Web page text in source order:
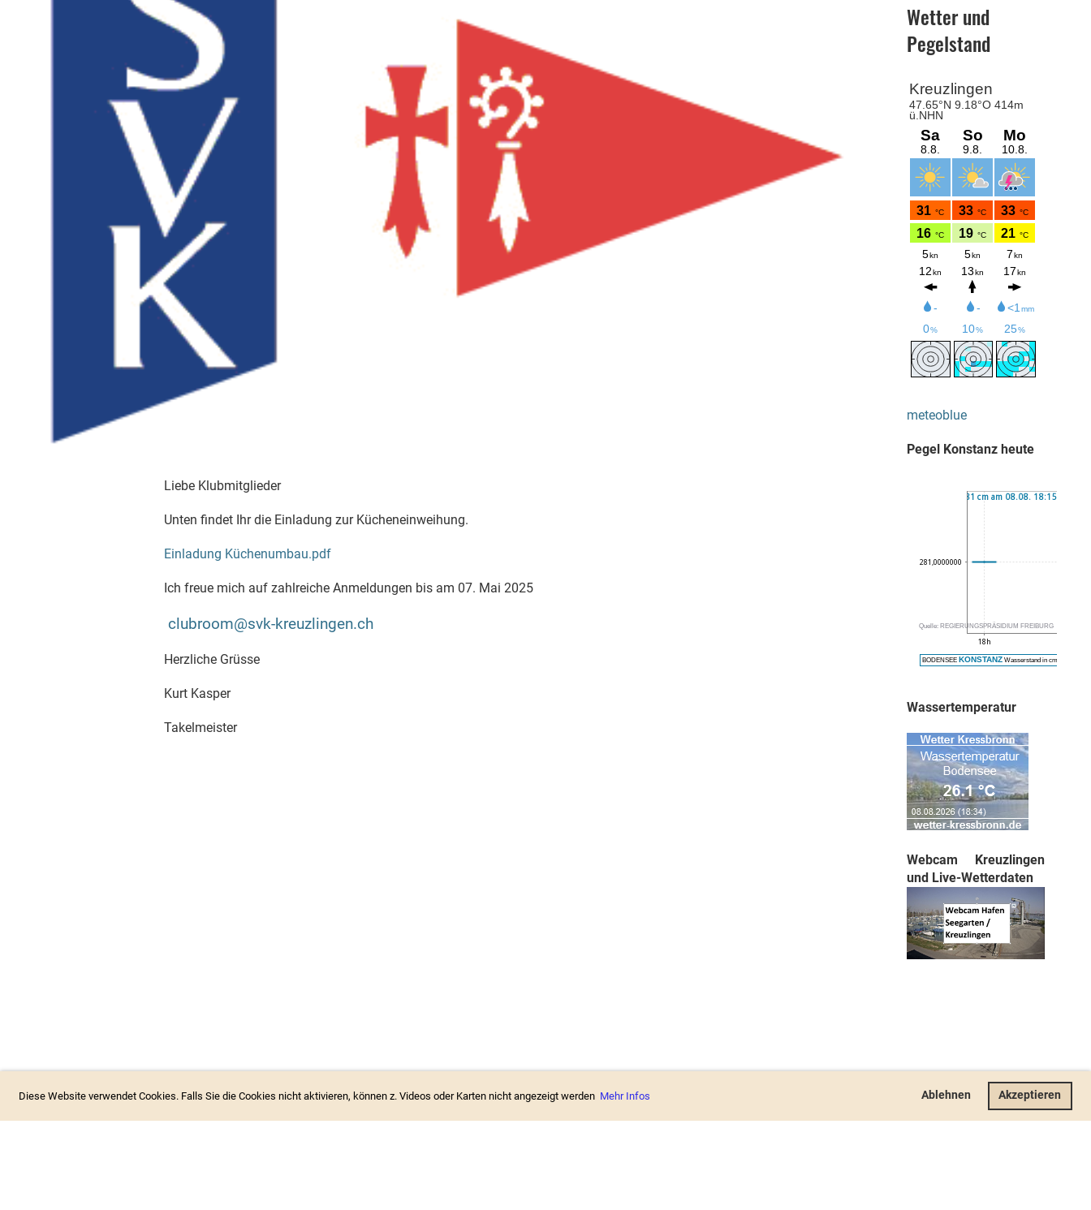
Diese Website verwendet Cookies. Falls Sie die Cookies nicht aktivieren, können z. Videos oder Karten nicht angezeigt werden Mehr Infos Ablehnen Akzeptieren
Liebe Klubmitglieder
Unten findet Ihr die Einladung zur Kücheneinweihung.
Einladung Küchenumbau.pdf
Ich freue mich auf zahlreiche Anmeldungen bis am 07. Mai 2025
clubroom@svk-kreuzlingen.ch
Herzliche Grüsse
Kurt Kasper
Takelmeister
Wetter und
Pegelstand
meteoblue
Pegel Konstanz heute
Wassertemperatur
Webcam Kreuzlingen
und Live-Wetterdaten